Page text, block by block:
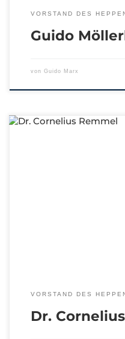
VORSTAND DES
Guido
von Guido Marx
VORSTAND DES
Dr.